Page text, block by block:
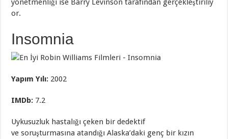
yönetmenliği ise Barry Levinson tarafından gerçekleştiriliy
or.
Insomnia
Yapım Yılı: 2002
IMDb: 7.2
Uykusuzluk hastalığı çeken bir dedektif
ve soruşturmasına atandığı Alaska’daki genç bir kızın